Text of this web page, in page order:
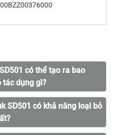
có thể tạo ra bao
tác dụng gì?
SD501 có khả năng loại bỏ